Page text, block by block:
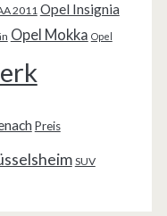
2011 Opel Insignia
Opel Mokka Opel
Preis
SUV